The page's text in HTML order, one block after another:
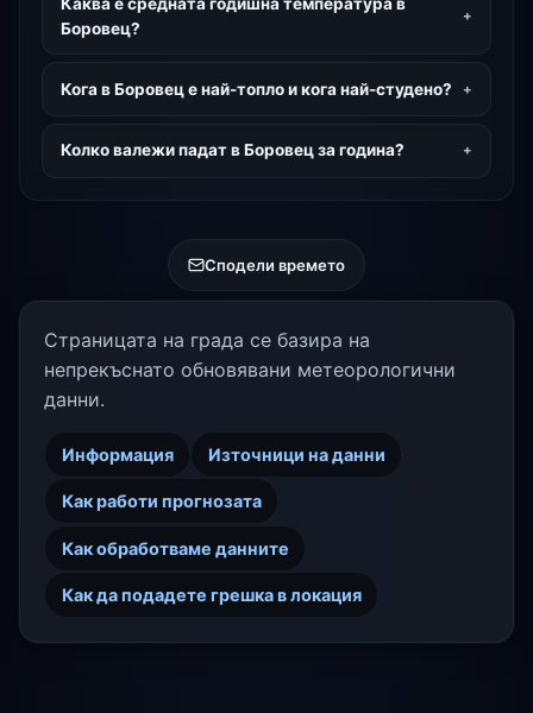
Боровец?
Кога в Боровец е най-топло и кога най-студено?
Колко валежи падат в Боровец за година?
Сподели времето
Страницата на града се базира на
непрекъснато обновявани метеорологични
данни.
Информация Източници на данни
Как работи прогнозата
Как обработваме данните
Как да подадете грешка в локация